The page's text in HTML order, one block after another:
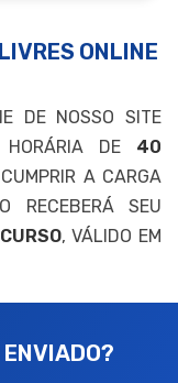
ONLINE
DE NOSSO SITE
HORÁRIA DE 40
A CARGA
RECEBERÁ SEU
, VÁLIDO EM
ENVIADO?